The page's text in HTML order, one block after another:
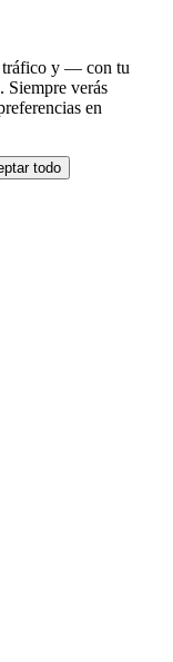
tráfico y — con tu
Siempre verás
en
todo